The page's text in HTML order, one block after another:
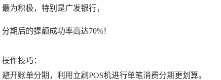
最为积极，特别是广发银行，
分期后的提额成功率高达70%！
操作技巧：
避开账单分期，利用立刷POS机进行单笔消费分期更划算。